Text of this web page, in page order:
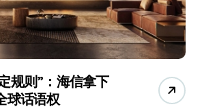
规则”：海信拿下
球话语权